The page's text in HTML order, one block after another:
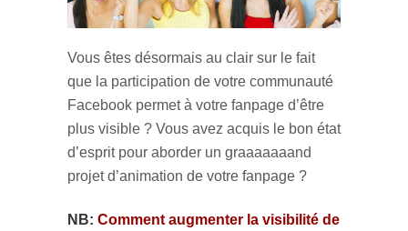
Vous êtes désormais au clair sur le fait
que la participation de votre communauté
Facebook permet à votre fanpage d’être
plus visible ? Vous avez acquis le bon état
d’esprit pour aborder un graaaaaaand
projet d’animation de votre fanpage ?
NB: Comment augmenter la visibilité de